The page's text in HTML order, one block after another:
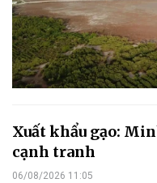
Xuất khẩu gạo:
cạnh tranh
06/08/2026 11:05